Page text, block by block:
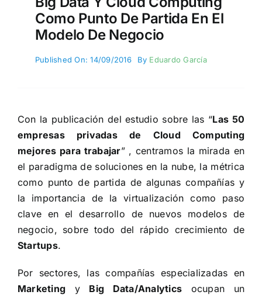
Como Punto De Partida En El
Modelo De Negocio
Published On: 14/09/2016 By Eduardo García
Con la publicación del estudio sobre las “Las 50
empresas privadas de Cloud Computing
mejores para trabajar” , centramos la mirada en
el paradigma de soluciones en la nube, la métrica
como punto de partida de algunas compañías y
la importancia de la virtualización como paso
clave en el desarrollo de nuevos modelos de
negocio, sobre todo del rápido crecimiento de
Startups.
Por sectores, las compañías especializadas en
Marketing y Big Data/Analytics ocupan un